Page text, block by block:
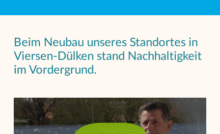
Beim Neubau unseres Standortes in
Viersen-Dülken stand Nachhaltigkeit
im Vordergrund.